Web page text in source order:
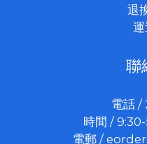
退
聯
電話 /
時間 /
電郵 /